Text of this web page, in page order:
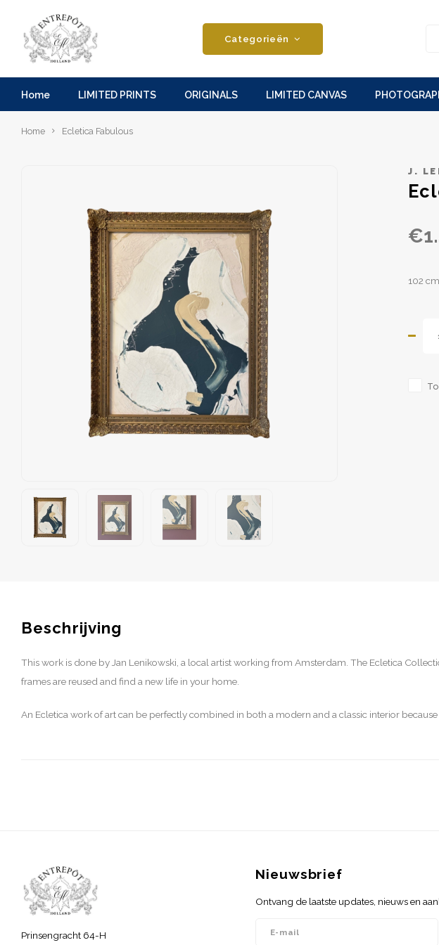
Categorieën
Home LIMITED PRINTS ORIGINALS LIMITED CANVAS
Home Ecletica Fabulous
J.
102
Beschrijving
This work is done by Jan Lenikowski, a local artist working from Amsterdam. The Ecletica
frames are reused and find a new life in your home.
An Ecletica work of art can be perfectly combined in both a modern and a classic interior because
Prinsengracht 64-H
Nieuwsbrief
Ontvang de laatste updates, nieuws en